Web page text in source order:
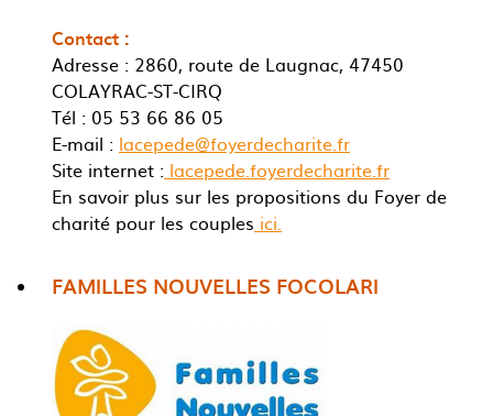
Contact :
Adresse : 2860, route de Laugnac, 47450
COLAYRAC-ST-CIRQ
Tél : 05 53 66 86 05
E-mail : lacepede@foyerdecharite.fr
Site internet : lacepede.foyerdecharite.fr
En savoir plus sur les propositions du Foyer de
charité pour les couples ici.
FAMILLES NOUVELLES FOCOLARI